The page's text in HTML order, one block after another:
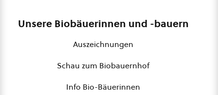
Unsere Biobäuerinnen und -bauern
Auszeichnungen
Schau zum Biobauernhof
Info Bio-Bäuerinnen